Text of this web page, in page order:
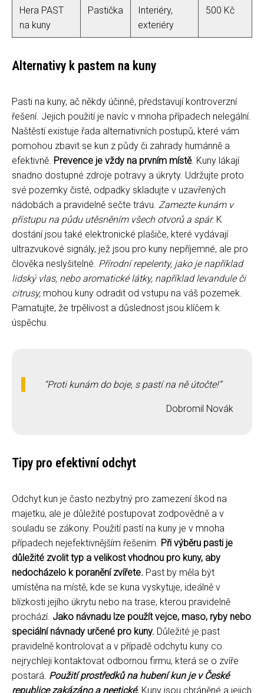
Hera PAST
na kuny
Pastička
Interiéry,
exteriéry
500 Kč
Alternativy k pastem na kuny
Pasti na kuny, ač někdy účinné, představují kontroverzní
řešení. Jejich použití je navíc v mnoha případech nelegální.
Naštěstí existuje řada alternativních postupů, které vám
pomohou zbavit se kun z půdy či zahrady humánně a
efektivně. Prevence je vždy na prvním místě. Kuny lákají
snadno dostupné zdroje potravy a úkryty. Udržujte proto
své pozemky čisté, odpadky skladujte v uzavřených
nádobách a pravidelně sečte trávu. Zamezte kunám v
přístupu na půdu utěsněním všech otvorů a spár. K
dostání jsou také elektronické plašiče, které vydávají
ultrazvukové signály, jež jsou pro kuny nepříjemné, ale pro
člověka neslyšitelné. Přírodní repelenty, jako je například
lidský vlas, nebo aromatické látky, například levandule či
citrusy, mohou kuny odradit od vstupu na váš pozemek.
Pamatujte, že trpělivost a důslednost jsou klíčem k
úspěchu.
Proti kunám do boje, s pastí na ně útočte!
Dobromil Novák
Tipy pro efektivní odchyt
Odchyt kun je často nezbytný pro zamezení škod na
majetku, ale je důležité postupovat zodpovědně a v
souladu se zákony. Použití pastí na kuny je v mnoha
případech nejefektivnějším řešením. Při výběru pasti je
důležité zvolit typ a velikost vhodnou pro kuny, aby
nedocházelo k poranění zvířete. Past by měla být
umístěna na místě, kde se kuna vyskytuje, ideálně v
blízkosti jejího úkrytu nebo na trase, kterou pravidelně
prochází. Jako návnadu lze použít vejce, maso, ryby nebo
speciální návnady určené pro kuny. Důležité je past
pravidelně kontrolovat a v případě odchytu kuny co
nejrychleji kontaktovat odbornou firmu, která se o zvíře
postará. Použití prostředků na hubení kun je v České
republice zakázáno a neetické. Kuny jsou chráněné a jejich